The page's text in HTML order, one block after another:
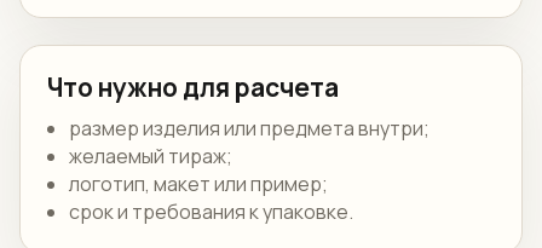
Что нужно для расчета
размер изделия или предмета внутри;
желаемый тираж;
логотип, макет или пример;
срок и требования к упаковке.